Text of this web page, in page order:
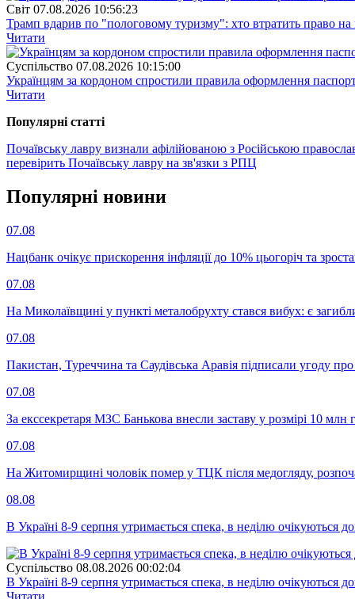
Свiт 07.08.2026 10:56:23
Трамп вдарив по "пологовому туризму": хто втратить право
Читати
Суспiльство 07.08.2026 10:15:00
Українцям за кордоном спростили правила оформлення
Читати
Популярнi статтi
Почаївську лавру визнали афілійованою з Російською
перевірить Почаївську лавру на зв'язки з РПЦ
Популярнi новини
07.08
Нацбанк очікує прискорення інфляції до 10% цьогоріч та
07.08
На Миколаївщині у пункті металобрухту стався вибух: є
07.08
Пакистан, Туреччина та Саудівська Аравія підписали угоду
07.08
За екссекретаря МЗС Банькова внесли заставу у розмірі 10 млн
07.08
На Житомирщині чоловік помер у ТЦК після медогляду,
08.08
В Україні 8-9 серпня утримається спека, в неділю очікуються
Суспiльство 08.08.2026 00:02:04
В Україні 8-9 серпня утримається спека, в неділю очікуються
Читати